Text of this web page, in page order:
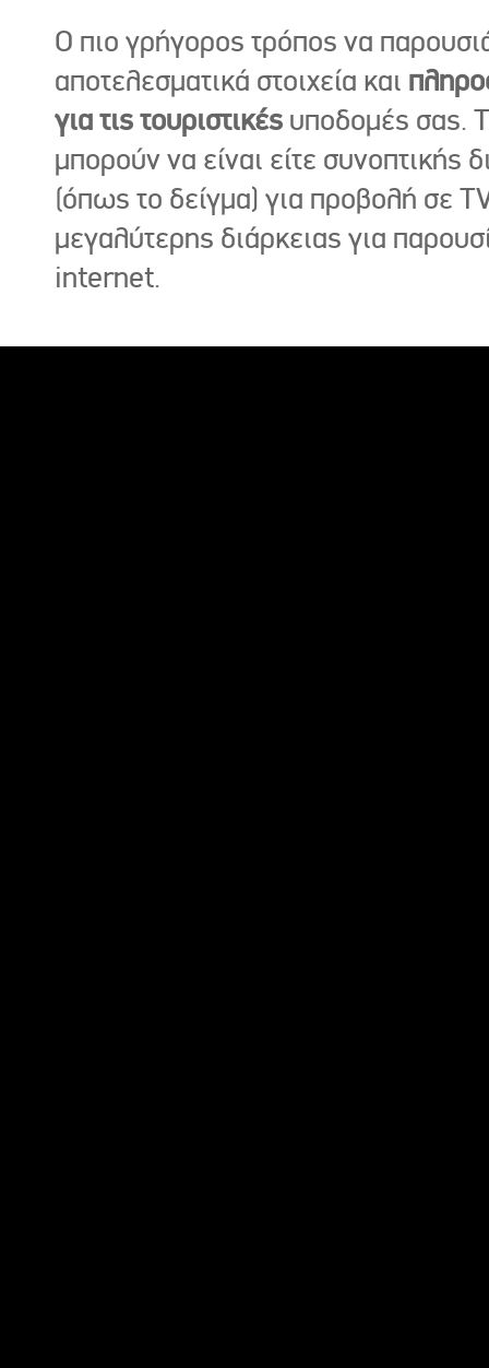
Ο πιο γρήγορος τρόπος να
αποτελεσματικά στοιχεία και
για τις τουριστικές υποδομές σας.
μπορούν να είναι είτε συνοπτικής
(όπως το δείγμα) για προβολή σε
μεγαλύτερης διάρκειας για
internet.